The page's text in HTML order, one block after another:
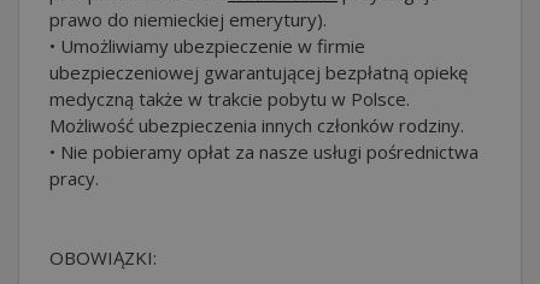
prawo do niemieckiej emerytury).
• Umożliwiamy ubezpieczenie w firmie
ubezpieczeniowej gwarantującej bezpłatną opiekę
medyczną także w trakcie pobytu w Polsce.
Możliwość ubezpieczenia innych członków rodziny.
• Nie pobieramy opłat za nasze usługi pośrednictwa
pracy.
OBOWIĄZKI: